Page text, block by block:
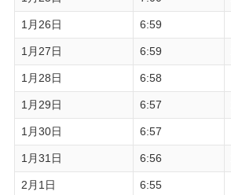
1月26日 6:59
1月27日 6:59
1月28日 6:58
1月29日 6:57
1月30日 6:57
1月31日 6:56
2月1日 6:55